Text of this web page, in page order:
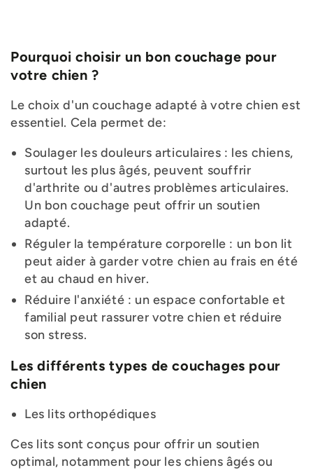
Pourquoi choisir un bon couchage pour
votre chien ?
Le choix d'un couchage adapté à votre chien est
essentiel. Cela permet de:
Soulager les douleurs articulaires : les chiens,
surtout les plus âgés, peuvent souffrir
d'arthrite ou d'autres problèmes articulaires.
Un bon couchage peut offrir un soutien
adapté.
Réguler la température corporelle : un bon lit
peut aider à garder votre chien au frais en été
et au chaud en hiver.
Réduire l'anxiété : un espace confortable et
familial peut rassurer votre chien et réduire
son stress.
Les différents types de couchages pour
chien
Les lits orthopédiques
Ces lits sont conçus pour offrir un soutien
optimal, notamment pour les chiens âgés ou